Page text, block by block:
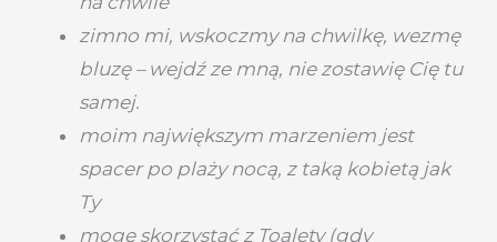
zimno mi, wskoczmy na chwilkę, wezmę
bluzę – wejdź ze mną, nie zostawię Cię tu
samej.
moim największym marzeniem jest
spacer po plaży nocą, z taką kobietą jak
Ty
mogę skorzystać z Toalety (gdy